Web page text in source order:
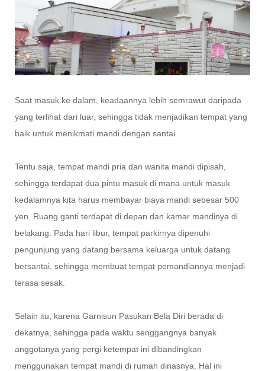
Saat masuk ke dalam, keadaannya lebih semrawut daripada
yang terlihat dari luar, sehingga tidak menjadikan tempat yang
baik untuk menikmati mandi dengan santai.
Tentu saja, tempat mandi pria dan wanita mandi dipisah,
sehingga terdapat dua pintu masuk di mana untuk masuk
kedalamnya kita harus membayar biaya mandi sebesar 500
yen. Ruang ganti terdapat di depan dan kamar mandinya di
belakang. Pada hari libur, tempat parkirnya dipenuhi
pengunjung yang datang bersama keluarga untuk datang
bersantai, sehingga membuat tempat pemandiannya menjadi
terasa sesak.
Selain itu, karena Garnisun Pasukan Bela Diri berada di
dekatnya, sehingga pada waktu senggangnya banyak
anggotanya yang pergi ketempat ini dibandingkan
menggunakan tempat mandi di rumah dinasnya. Hal ini